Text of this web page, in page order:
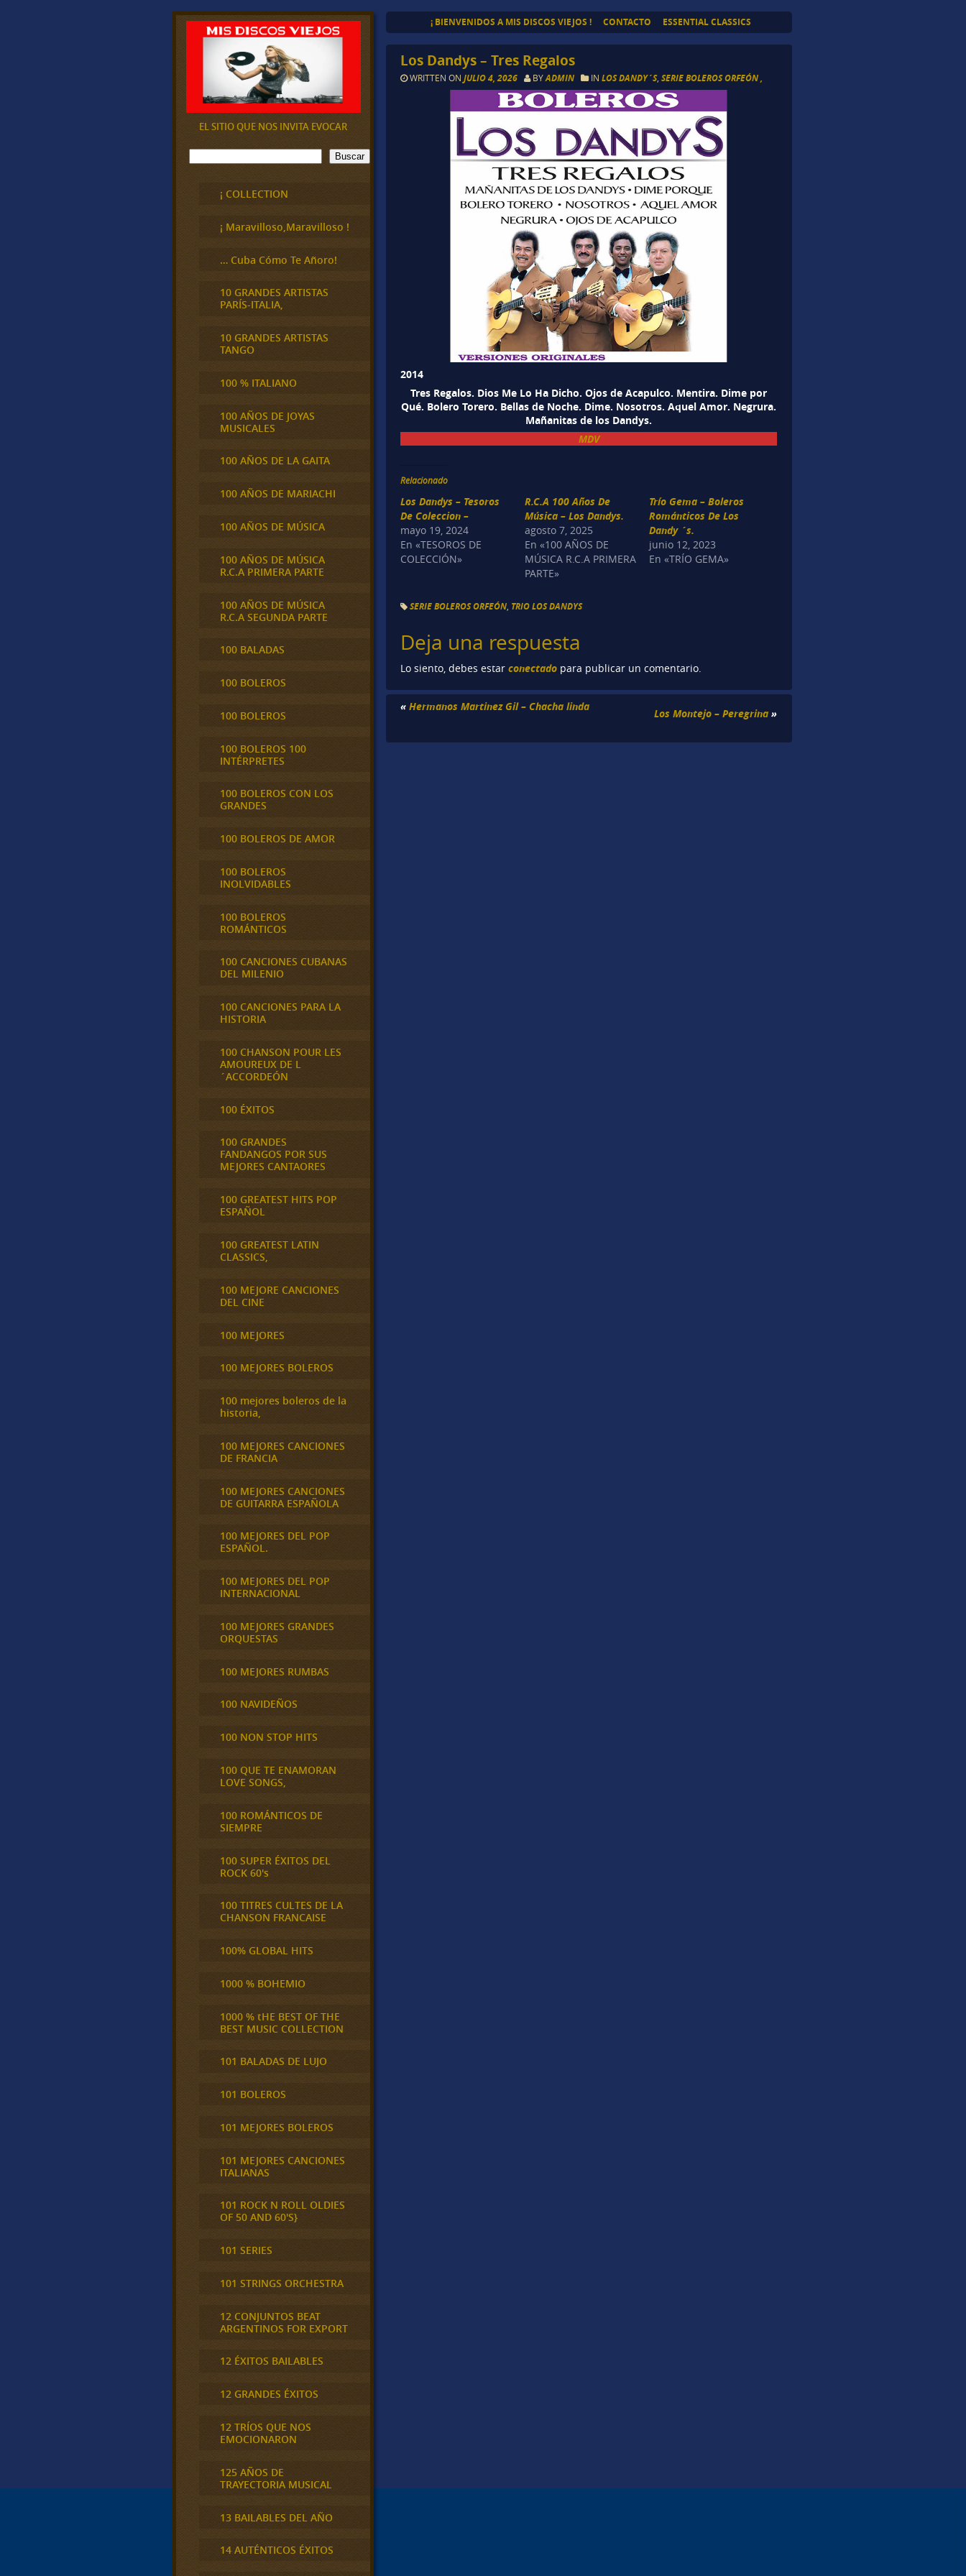
¡ BIENVENIDOS A MIS DISCOS VIEJOS ! CONTACTO ESSENTIAL CLASSICS
Los Dandys – Tres Regalos
WRITTEN ONJULIO 4, 2026 BYADMIN INLOS DANDY´S,SERIE BOLEROS ORFEÓN ,
2014
Tres Regalos. Dios Me Lo Ha Dicho. Ojos de Acapulco. Mentira. Dime por
Qué. Bolero Torero. Bellas de Noche. Dime. Nosotros. Aquel Amor. Negrura.
Mañanitas de los Dandys.
MDV
Relacionado
Los Dandys – Tesoros
De Coleccion –
mayo 19, 2024
En «TESOROS DE
COLECCIÓN»
R.C.A 100 Años De
Música – Los Dandys.
agosto 7, 2025
En «100 AÑOS DE
MÚSICA R.C.A PRIMERA
PARTE»
Trío Gema – Boleros
Románticos De Los
Dandy ´s.
junio 12, 2023
En «TRÍO GEMA»
SERIE BOLEROS ORFEÓN, TRIO LOS DANDYS
Deja una respuesta
Lo siento, debes estarconectado para publicar un comentario.
«Hermanos Martinez Gil – Chacha linda
Los Montejo – Peregrina »
EL SITIO QUE NOS INVITA EVOCAR
B
u
Buscar
¡ COLLECTION
¡ Maravilloso,Maravilloso !
… Cuba Cómo Te Añoro!
10 GRANDES ARTISTAS
PARÍS-ITALIA,
10 GRANDES ARTISTAS
TANGO
100 % ITALIANO
100 AÑOS DE JOYAS
MUSICALES
100 AÑOS DE LA GAITA
100 AÑOS DE MARIACHI
100 AÑOS DE MÚSICA
100 AÑOS DE MÚSICA
R.C.A PRIMERA PARTE
100 AÑOS DE MÚSICA
R.C.A SEGUNDA PARTE
100 BALADAS
100 BOLEROS
100 BOLEROS
100 BOLEROS 100
INTÉRPRETES
100 BOLEROS CON LOS
GRANDES
100 BOLEROS DE AMOR
100 BOLEROS
INOLVIDABLES
100 BOLEROS
ROMÁNTICOS
100 CANCIONES CUBANAS
DEL MILENIO
100 CANCIONES PARA LA
HISTORIA
100 CHANSON POUR LES
AMOUREUX DE L
´ACCORDEÓN
100 ÉXITOS
100 GRANDES
FANDANGOS POR SUS
MEJORES CANTAORES
100 GREATEST HITS POP
ESPAÑOL
100 GREATEST LATIN
CLASSICS,
100 MEJORE CANCIONES
DEL CINE
100 MEJORES
100 MEJORES BOLEROS
100 mejores boleros de la
historia,
100 MEJORES CANCIONES
DE FRANCIA
100 MEJORES CANCIONES
DE GUITARRA ESPAÑOLA
100 MEJORES DEL POP
ESPAÑOL.
100 MEJORES DEL POP
INTERNACIONAL
100 MEJORES GRANDES
ORQUESTAS
100 MEJORES RUMBAS
100 NAVIDEÑOS
100 NON STOP HITS
100 QUE TE ENAMORAN
LOVE SONGS,
100 ROMÁNTICOS DE
SIEMPRE
100 SUPER ÉXITOS DEL
ROCK 60's
100 TITRES CULTES DE LA
CHANSON FRANCAISE
100% GLOBAL HITS
1000 % BOHEMIO
1000 % tHE BEST OF THE
BEST MUSIC COLLECTION
101 BALADAS DE LUJO
101 BOLEROS
101 MEJORES BOLEROS
101 MEJORES CANCIONES
ITALIANAS
101 ROCK N ROLL OLDIES
OF 50 AND 60'S}
101 SERIES
101 STRINGS ORCHESTRA
12 CONJUNTOS BEAT
ARGENTINOS FOR EXPORT
12 ÉXITOS BAILABLES
12 GRANDES ÉXITOS
12 TRÍOS QUE NOS
EMOCIONARON
125 AÑOS DE
TRAYECTORIA MUSICAL
13 BAILABLES DEL AÑO
14 AUTÉNTICOS ÉXITOS